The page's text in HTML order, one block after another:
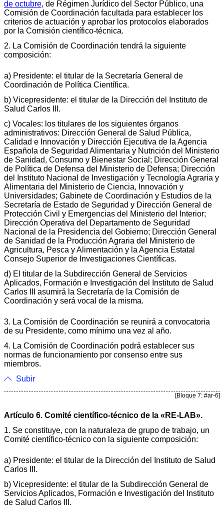
de octubre, de Régimen Jurídico del Sector Público, una
Comisión de Coordinación facultada para establecer los
criterios de actuación y aprobar los protocolos elaborados
por la Comisión científico-técnica.
2. La Comisión de Coordinación tendrá la siguiente
composición:
a) Presidente: el titular de la Secretaría General de
Coordinación de Política Científica.
b) Vicepresidente: el titular de la Dirección del Instituto de
Salud Carlos III.
c) Vocales: los titulares de los siguientes órganos
administrativos: Dirección General de Salud Pública,
Calidad e Innovación y Dirección Ejecutiva de la Agencia
Española de Seguridad Alimentaria y Nutrición del Ministerio
de Sanidad, Consumo y Bienestar Social; Dirección General
de Política de Defensa del Ministerio de Defensa; Dirección
del Instituto Nacional de Investigación y Tecnología Agraria y
Alimentaria del Ministerio de Ciencia, Innovación y
Universidades; Gabinete de Coordinación y Estudios de la
Secretaría de Estado de Seguridad y Dirección General de
Protección Civil y Emergencias del Ministerio del Interior;
Dirección Operativa del Departamento de Seguridad
Nacional de la Presidencia del Gobierno; Dirección General
de Sanidad de la Producción Agraria del Ministerio de
Agricultura, Pesca y Alimentación y la Agencia Estatal
Consejo Superior de Investigaciones Científicas.
d) El titular de la Subdirección General de Servicios
Aplicados, Formación e Investigación del Instituto de Salud
Carlos III asumirá la Secretaría de la Comisión de
Coordinación y será vocal de la misma.
3. La Comisión de Coordinación se reunirá a convocatoria
de su Presidente, como mínimo una vez al año.
4. La Comisión de Coordinación podrá establecer sus
normas de funcionamiento por consenso entre sus
miembros.
Subir
[Bloque 7: #ar-6]
Artículo 6. Comité científico-técnico de la «RE-LAB».
1. Se constituye, con la naturaleza de grupo de trabajo, un
Comité científico-técnico con la siguiente composición:
a) Presidente: el titular de la Dirección del Instituto de Salud
Carlos III.
b) Vicepresidente: el titular de la Subdirección General de
Servicios Aplicados, Formación e Investigación del Instituto
de Salud Carlos III.